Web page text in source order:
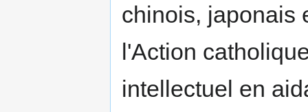
chinois, japonais
l'Action
intellectuel en